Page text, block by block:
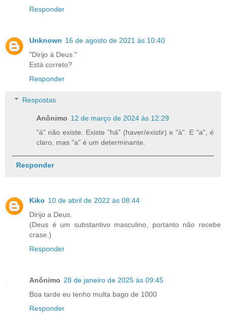
Responder
Unknown 16 de agosto de 2021 às 10:40
"Dirijo á Deus "
Está correto?
Responder
Respostas
Anônimo 12 de março de 2024 às 12:29
"á" não existe. Existe "há" (haver/existir) e "à". E "a", é
claro, mas "a" é um determinante.
Responder
Kiko 10 de abril de 2022 às 08:44
Dirijo a Deus.
(Deus é um substantivo masculino, portanto não recebe
crase.)
Responder
Anônimo 28 de janeiro de 2025 às 09:45
Boa tarde eu tenho multa bago de 1000
Responder